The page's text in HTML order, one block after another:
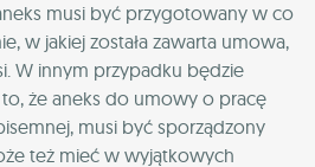
musi być przygotowany w co
w jakiej została zawarta umowa,
W innym przypadku będzie
to, że aneks do umowy o pracę
musi być sporządzony
też mieć w wyjątkowych